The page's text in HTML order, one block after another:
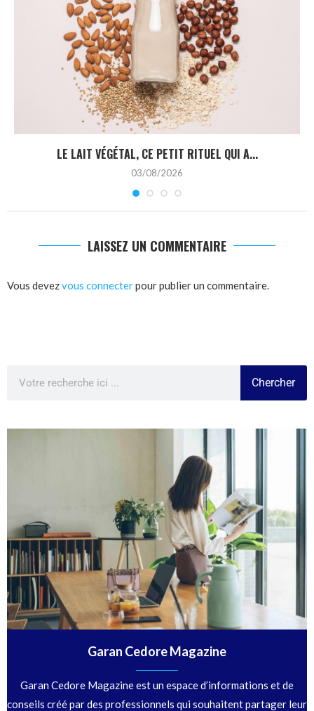
LE LAIT VÉGÉTAL, CE PETIT RITUEL QUI A...
03/08/2026
LAISSEZ UN COMMENTAIRE
Vous devezvous connecterpour publier un commentaire.
Chercher
Garan Cedore Magazine
Garan Cedore Magazine est un espace d’informations et de
conseils créé par des professionnels qui souhaitent partager leur